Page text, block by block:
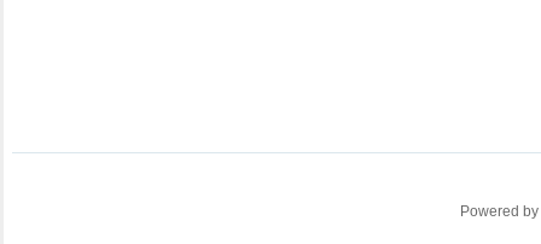
Powered by